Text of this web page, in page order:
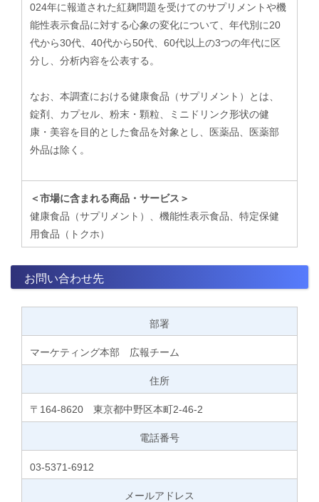
024年に報道された紅麹問題を受けてのサプリメントや機
能性表示食品に対する心象の変化について、年代別に20
代から30代、40代から50代、60代以上の3つの年代に区
分し、分析内容を公表する。
なお、本調査における健康食品（サプリメント）とは、
錠剤、カプセル、粉末・顆粒、ミニドリンク形状の健
康・美容を目的とした食品を対象とし、医薬品、医薬部
外品は除く。
＜市場に含まれる商品・サービス＞
健康食品（サプリメント）、機能性表示食品、特定保健
用食品（トクホ）
お問い合わせ先
部署
マーケティング本部 広報チーム
住所
〒164-8620 東京都中野区本町2-46-2
電話番号
03-5371-6912
メールアドレス